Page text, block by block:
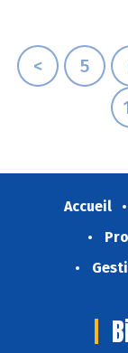
< 5
Accueil